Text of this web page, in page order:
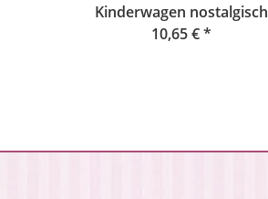
Kinderwagen nostalgisch
10,65 €*